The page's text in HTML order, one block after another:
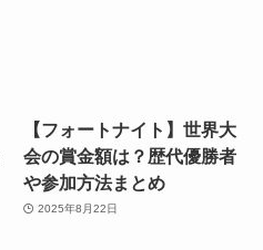
【フォートナイト】世界大
会の賞金額は？歴代優勝者
や参加方法まとめ
2025年8月22日